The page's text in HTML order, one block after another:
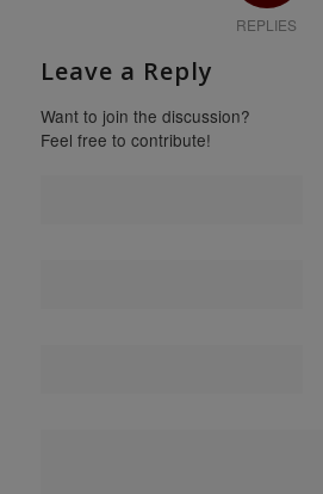
REPLIES
Leave a Reply
Want to join the discussion?
Feel free to contribute!